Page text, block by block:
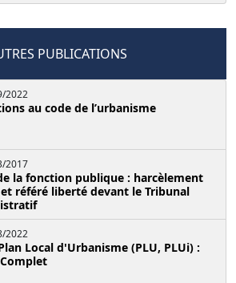
PUBLICATIONS
2022
au code de l’urbanisme
2017
la fonction publique : harcèlement
référé liberté devant le Tribunal
2022
Local d'Urbanisme (PLU, PLUi) :